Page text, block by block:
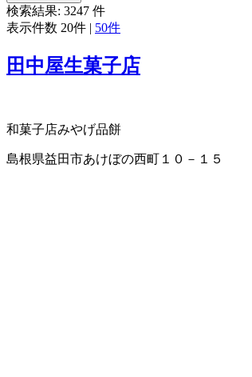
検索結果: 3247 件
表示件数 20件 | 50件
田中屋生菓子店
和菓子店みやげ品餅
島根県益田市あけぼの西町１０－１５